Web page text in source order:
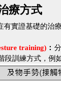
療方式
有實證基礎的治
training) ：
段訓練方式，例